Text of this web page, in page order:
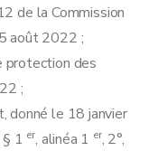
de la Commission
août 2022 ;
des
;
donné le 18 janvier
1 er, alinéa 1 er, 2°,